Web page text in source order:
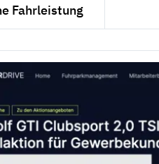
Fahrleistung